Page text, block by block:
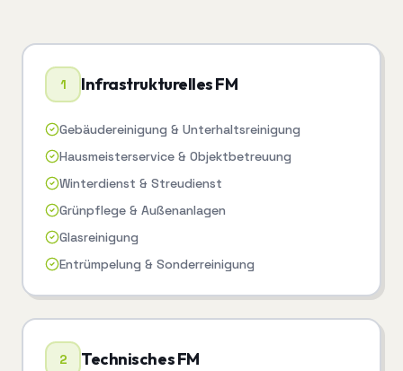
1 Infrastrukturelles FM
Gebäudereinigung & Unterhaltsreinigung
Hausmeisterservice & Objektbetreuung
Winterdienst & Streudienst
Grünpflege & Außenanlagen
Glasreinigung
Entrümpelung & Sonderreinigung
2 Technisches FM